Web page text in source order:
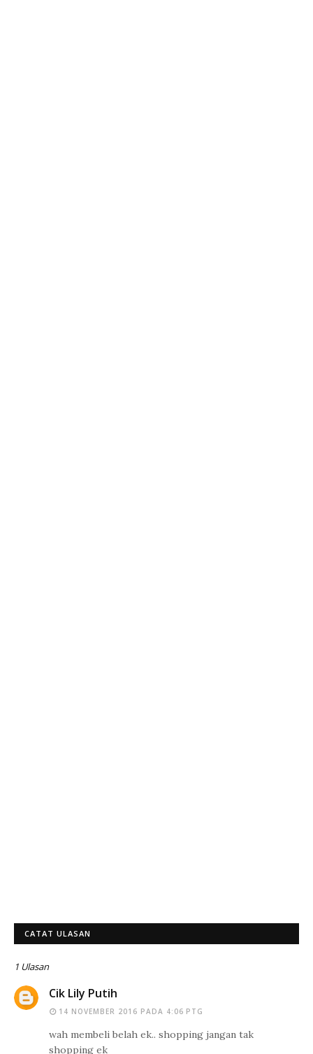
CATAT ULASAN
1 Ulasan
Cik Lily Putih
14 NOVEMBER 2016 PADA 4:06 PTG
wah membeli belah ek.. shopping jangan tak
shopping ek